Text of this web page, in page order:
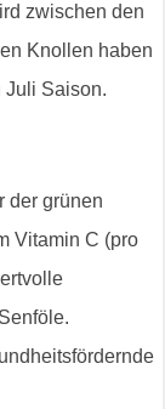
zwischen den
Knollen haben
Juli Saison.
der grünen
Vitamin C (pro